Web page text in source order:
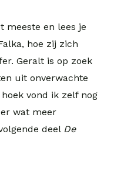
meeste en lees je
hoe zij zich
Geralt is op zoek
uit onverwachte
vond ik zelf nog
wat meer
deel De